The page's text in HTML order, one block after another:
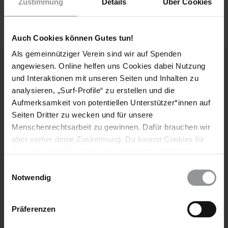
Auch Cookies können Gutes tun!
Als gemeinnütziger Verein sind wir auf Spenden
angewiesen. Online helfen uns Cookies dabei Nutzung
und Interaktionen mit unseren Seiten und Inhalten zu
analysieren, „Surf-Profile“ zu erstellen und die
Aufmerksamkeit von potentiellen Unterstützer*innen auf
Seiten Dritter zu wecken und für unsere
Menschenrechtsarbeit zu gewinnen. Dafür brauchen wir
aber vorher deine Zustimmung. Du kannst Cookies für
wieder ändern. Diesen Banner kannst Du über den Link
Notwendig
Präferenzen
Weitere Artikel